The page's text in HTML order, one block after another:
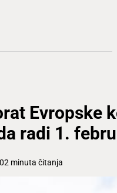
Evropske
radi 1.
2 minuta čitanja